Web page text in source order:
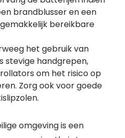
brandblusser en een
bereikbare
het gebruik van
stevige handgrepen,
om het risico op
Zorg ook voor goede
omgeving is een